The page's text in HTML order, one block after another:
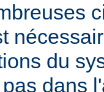
du
dans